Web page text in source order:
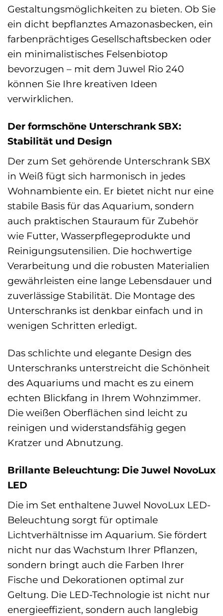
Gestaltungsmöglichkeiten zu bieten. Ob Sie
ein dicht bepflanztes Amazonasbecken, ein
farbenprächtiges Gesellschaftsbecken oder
ein minimalistisches Felsenbiotop
bevorzugen – mit dem Juwel Rio 240
können Sie Ihre kreativen Ideen
verwirklichen.
Der formschöne Unterschrank SBX:
Stabilität und Design
Der zum Set gehörende Unterschrank SBX
in Weiß fügt sich harmonisch in jedes
Wohnambiente ein. Er bietet nicht nur eine
stabile Basis für das Aquarium, sondern
auch praktischen Stauraum für Zubehör
wie Futter, Wasserpflegeprodukte und
Reinigungsutensilien. Die hochwertige
Verarbeitung und die robusten Materialien
gewährleisten eine lange Lebensdauer und
zuverlässige Stabilität. Die Montage des
Unterschranks ist denkbar einfach und in
wenigen Schritten erledigt.
Das schlichte und elegante Design des
Unterschranks unterstreicht die Schönheit
des Aquariums und macht es zu einem
echten Blickfang in Ihrem Wohnzimmer.
Die weißen Oberflächen sind leicht zu
reinigen und widerstandsfähig gegen
Kratzer und Abnutzung.
Brillante Beleuchtung: Die Juwel NovoLux
LED
Die im Set enthaltene Juwel NovoLux LED-
Beleuchtung sorgt für optimale
Lichtverhältnisse im Aquarium. Sie fördert
nicht nur das Wachstum Ihrer Pflanzen,
sondern bringt auch die Farben Ihrer
Fische und Dekorationen optimal zur
Geltung. Die LED-Technologie ist nicht nur
energieeffizient, sondern auch langlebig